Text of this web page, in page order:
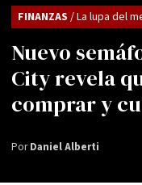
Nuevo
City revela
comprar y
FINANZAS / La lupa del
PorDaniel Alberti